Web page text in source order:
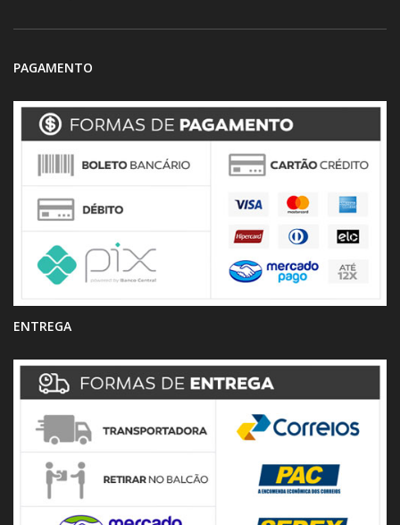
PAGAMENTO
ENTREGA